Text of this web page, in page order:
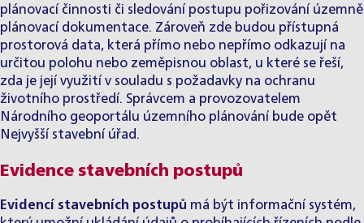
plánovací činnosti či sledování postupu pořizování územně
plánovací dokumentace. Zároveň zde budou přístupná
prostorová data, která přímo nebo nepřímo odkazují na
určitou polohu nebo zeměpisnou oblast, u které se řeší,
zda je její využití v souladu s požadavky na ochranu
životního prostředí. Správcem a provozovatelem
Národního geoportálu územního plánování bude opět
Nejvyšší stavební úřad.
Evidence stavebních postupů
Evidencí stavebních postupů má být informační systém,